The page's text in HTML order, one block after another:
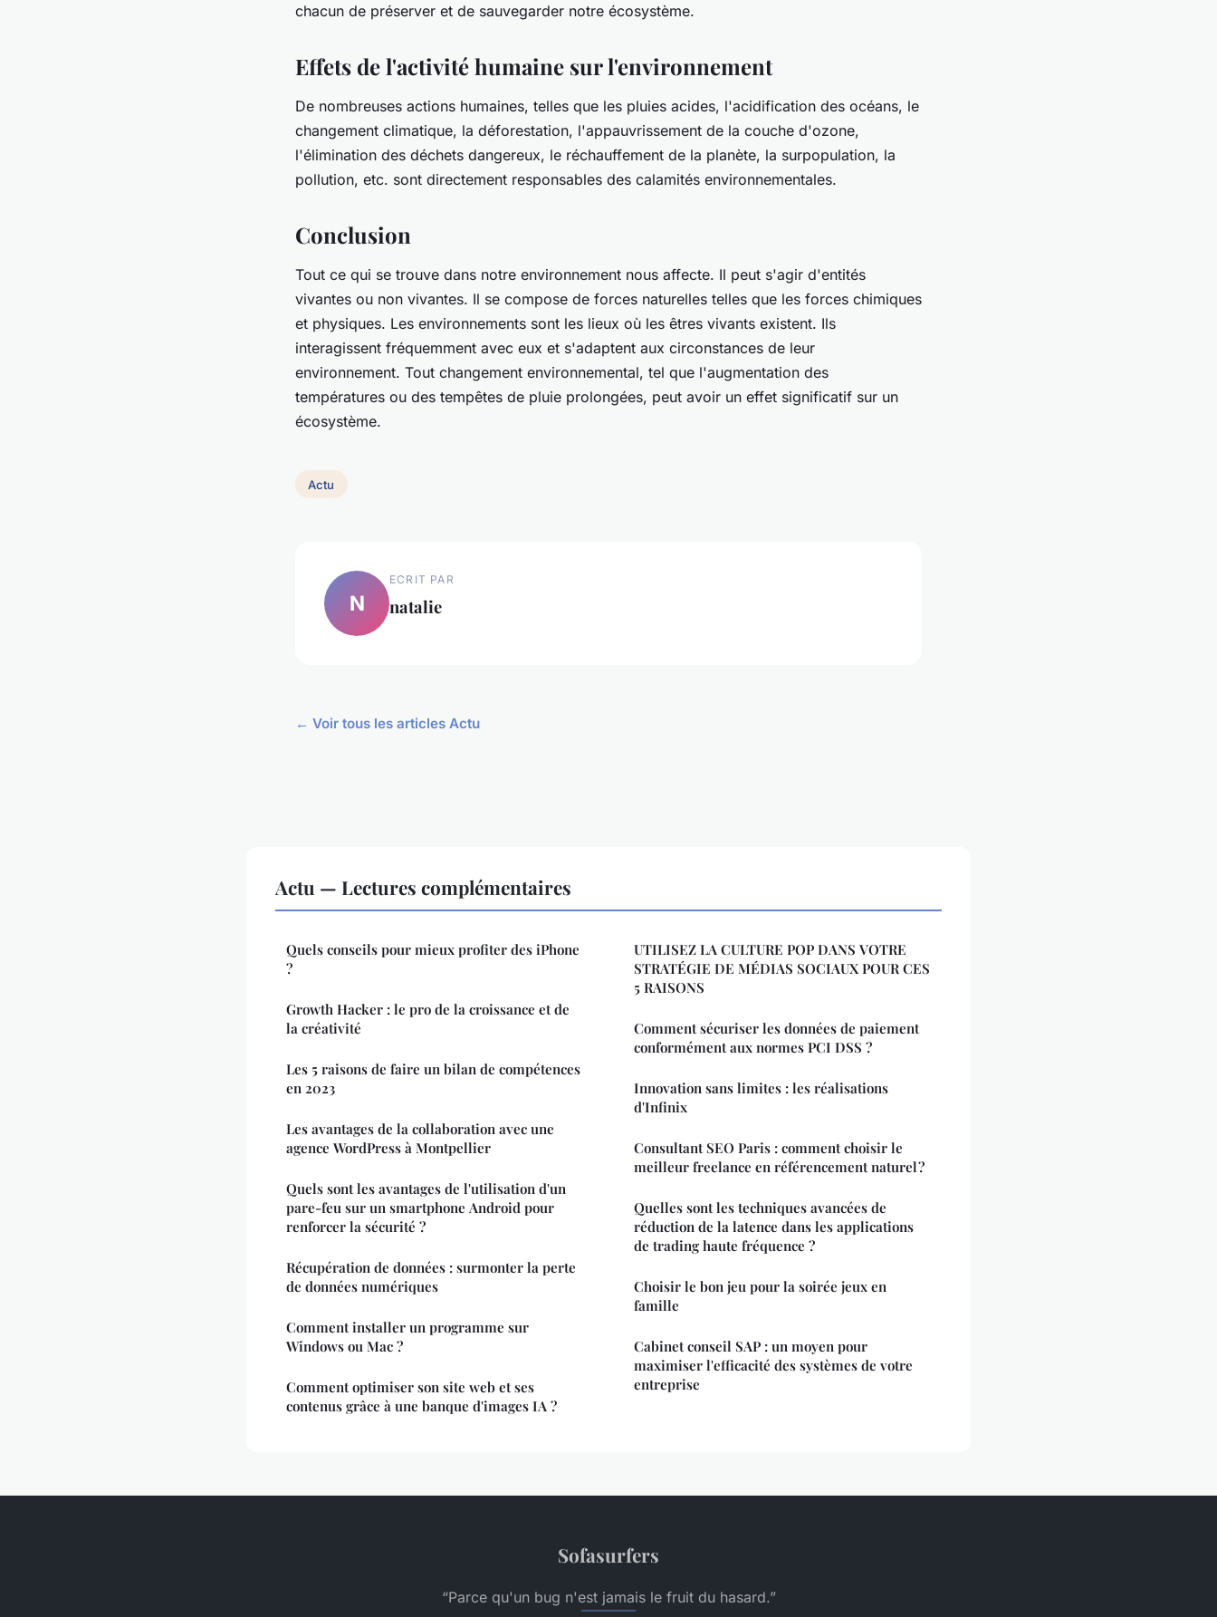
chacun de préserver et de sauvegarder notre écosystème.
Effets de l'activité humaine sur l'environnement
De nombreuses actions humaines, telles que les pluies acides, l'acidification des océans, le
changement climatique, la déforestation, l'appauvrissement de la couche d'ozone,
l'élimination des déchets dangereux, le réchauffement de la planète, la surpopulation, la
pollution, etc. sont directement responsables des calamités environnementales.
Conclusion
Tout ce qui se trouve dans notre environnement nous affecte. Il peut s'agir d'entités
vivantes ou non vivantes. Il se compose de forces naturelles telles que les forces chimiques
et physiques. Les environnements sont les lieux où les êtres vivants existent. Ils
interagissent fréquemment avec eux et s'adaptent aux circonstances de leur
environnement. Tout changement environnemental, tel que l'augmentation des
températures ou des tempêtes de pluie prolongées, peut avoir un effet significatif sur un
écosystème.
Actu
N
ECRIT PAR
natalie
← Voir tous les articles Actu
Actu — Lectures complémentaires
Quels conseils pour mieux profiter des iPhone
?
Growth Hacker : le pro de la croissance et de
la créativité
Les 5 raisons de faire un bilan de compétences
en 2023
Les avantages de la collaboration avec une
agence WordPress à Montpellier
Quels sont les avantages de l'utilisation d'un
pare-feu sur un smartphone Android pour
renforcer la sécurité ?
Récupération de données : surmonter la perte
de données numériques
Comment installer un programme sur
Windows ou Mac ?
Comment optimiser son site web et ses
contenus grâce à une banque d'images IA ?
UTILISEZ LA CULTURE POP DANS VOTRE
STRATÉGIE DE MÉDIAS SOCIAUX POUR CES
5 RAISONS
Comment sécuriser les données de paiement
conformément aux normes PCI DSS ?
Innovation sans limites : les réalisations
d'Infinix
Consultant SEO Paris : comment choisir le
meilleur freelance en référencement naturel ?
Quelles sont les techniques avancées de
réduction de la latence dans les applications
de trading haute fréquence ?
Choisir le bon jeu pour la soirée jeux en
famille
Cabinet conseil SAP : un moyen pour
maximiser l'efficacité des systèmes de votre
entreprise
Sofasurfers
“Parce qu'un bug n'est jamais le fruit du hasard.”